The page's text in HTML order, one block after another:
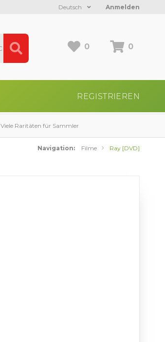
Anmelden
Deutsch
0 0
REGISTRIEREN
Viele Raritäten für Sammler
Navigation: Filme Ray [DVD]